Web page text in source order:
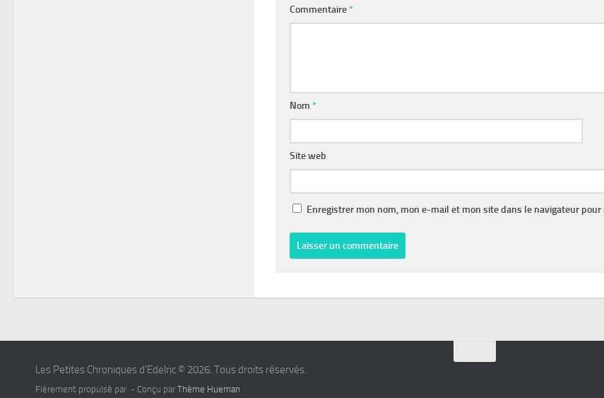
Commentaire*
Nom *
Site web
Enregistrer mon nom, mon e-mail et mon site dans le navigateur
Les Petites Chroniques d'Edelric © 2026. Tous droits réservés.
Fièrement propulsé par - Conçu par Thème Hueman